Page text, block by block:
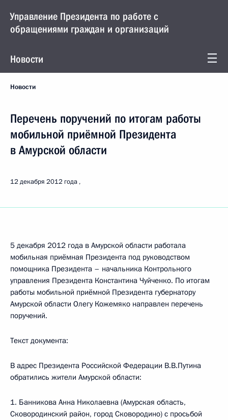
Управление Президента по работе с
обращениями граждан и организаций
Новости
Новости
Перечень поручений по итогам работы
мобильной приёмной Президента
в Амурской области
12 декабря 2012 года
5 декабря 2012 года в Амурской области работала
мобильная приёмная Президента под руководством
помощника Президента – начальника Контрольного
управления Президента Константина Чуйченко. По итогам
работы мобильной приёмной Президента губернатору
Амурской области Олегу Кожемяко направлен перечень
поручений.
Текст документа:
В адрес Президента Российской Федерации В.В.Путина
обратились жители Амурской области:
1. Банникова Анна Николаевна (Амурская область,
Сковородинский район, город Сковородино) с просьбой